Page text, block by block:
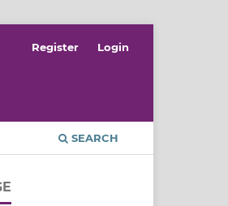
SEARCH
Register Login